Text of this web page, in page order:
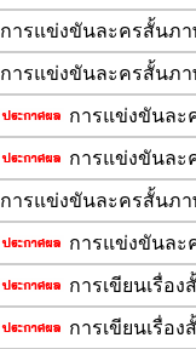
การแข่งขันละครสั้นภา
การแข่งขันละครสั้นภา
การแข่งขันละ
การแข่งขันละ
การแข่งขันละครสั้นภา
การแข่งขันละ
การเขียนเรื่อ
การเขียนเรื่อ